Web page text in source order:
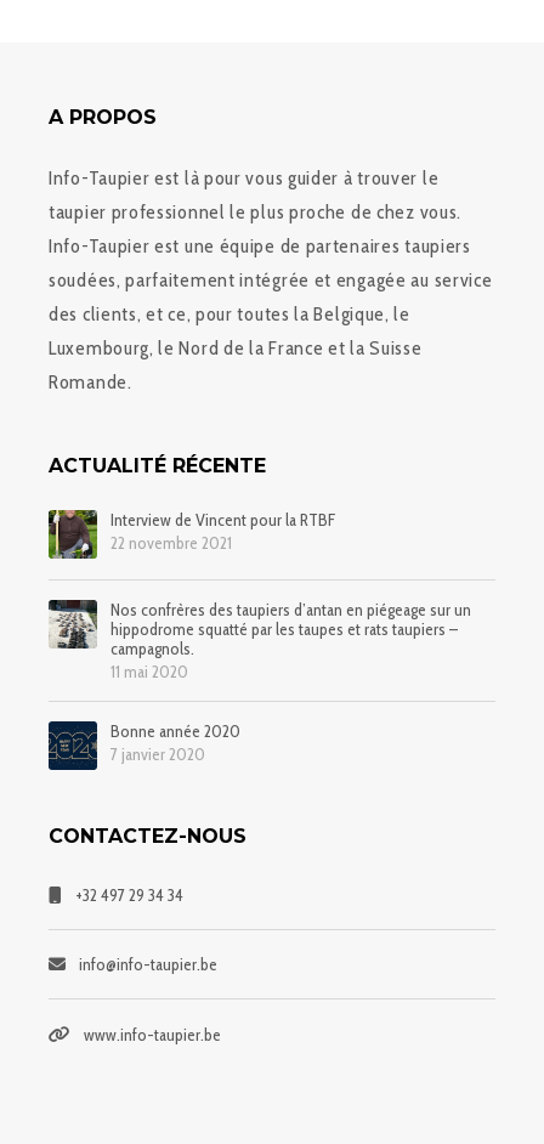
A PROPOS
Info-Taupier est là pour vous guider à trouver le
taupier professionnel le plus proche de chez vous.
Info-Taupier est une équipe de partenaires taupiers
soudées, parfaitement intégrée et engagée au service
des clients, et ce, pour toutes la Belgique, le
Luxembourg, le Nord de la France et la Suisse
Romande.
ACTUALITÉ RÉCENTE
Interview de Vincent pour la RTBF
22 novembre 2021
Nos confrères des taupiers d’antan en piégeage sur un
hippodrome squatté par les taupes et rats taupiers –
campagnols.
11 mai 2020
Bonne année 2020
7 janvier 2020
CONTACTEZ-NOUS
+32 497 29 34 34
info@info-taupier.be
www.info-taupier.be